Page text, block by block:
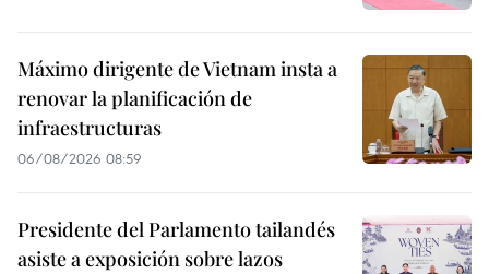
Máximo dirigente de Vietnam insta a
renovar la planificación de
infraestructuras
06/08/2026 08:59
Presidente del Parlamento tailandés
asiste a exposición sobre lazos